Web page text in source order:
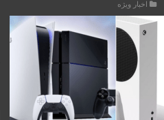
اخبار ویژه